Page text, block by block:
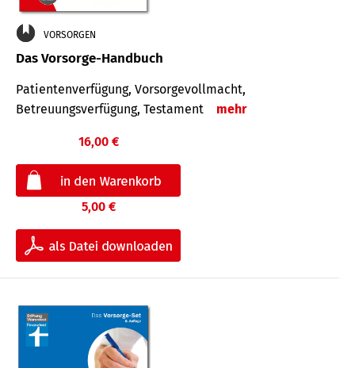
VORSORGEN
Das Vorsorge-Handbuch
Patientenverfügung, Vorsorgevollmacht,
Betreuungsverfügung, Testament
mehr
16,00 €
5,00 €